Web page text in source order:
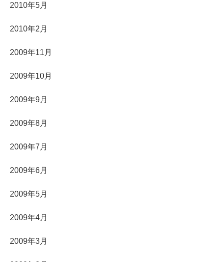
2010年5月
2010年2月
2009年11月
2009年10月
2009年9月
2009年8月
2009年7月
2009年6月
2009年5月
2009年4月
2009年3月